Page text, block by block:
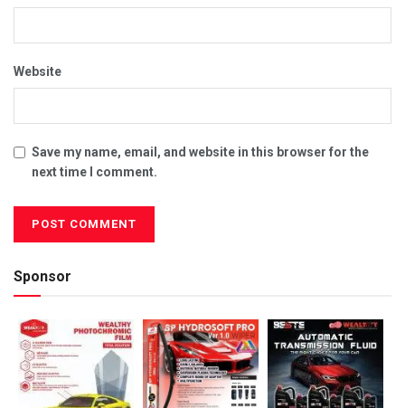
Website
Save my name, email, and website in this browser for the
next time I comment.
Sponsor